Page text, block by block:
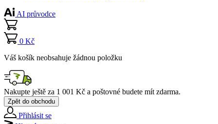
AI průvodce
0 Kč
Váš košík neobsahuje žádnou položku
Nakupte ještě za 1 001 Kč a poštovné budete mít zdarma.
Zpět do obchodu
Přihlásit se